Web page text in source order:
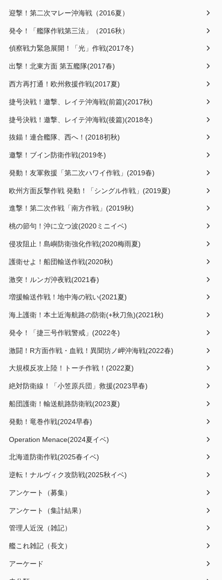
迎撃！第二次マレー沖海戦（2016夏）
発令！「艦隊作戦第三法」（2016秋）
偵察戦力緊急展開！「光」作戦(2017冬)
出撃！北東方面 第五艦隊(2017春)
西方再打通！欧州救援作戦(2017夏)
捷号決戦！邀撃、レイテ沖海戦(前篇)(2017秋)
捷号決戦！邀撃、レイテ沖海戦(後篇)(2018冬)
抜錨！連合艦隊、西へ！(2018初秋)
邀撃！ブイン防衛作戦(2019冬)
発動！友軍救援「第二次ハワイ作戦」(2019春)
欧州方面反撃作戦 発動！「シングル作戦」(2019夏)
進撃！第二次作戦「南方作戦」(2019秋)
桃の節句！沖に立つ波(2020ミニイベ)
侵攻阻止！島嶼防衛強化作戦(2020梅雨夏)
護衛せよ！船団輸送作戦(2020秋)
激突！ルンガ沖夜戦(2021春)
増援輸送作戦！地中海の戦い(2021夏)
海上護衛！本土近海航路の防衛(+秋刀魚)(2021秋)
発令！「捷三号作戦警戒」(2022冬)
激闘！R方面作戦・血戦！異聞坊ノ岬沖海戦(2022春)
大規模反攻上陸！トーチ作戦！(2022夏)
絶対防衛線！「小笠原兵団」救援(2023早春)
船団護衛！輸送航路防衛戦(2023夏)
発動！竜巻作戦(2024早春)
Operation Menace(2024夏イベ)
北海道防衛作戦(2025春イベ)
逆転！ナルヴィク攻防戦(2025秋イベ)
アンケート（募集）
アンケート（集計結果）
管理人近況（雑記）
艦これ雑記（長文）
アーケード